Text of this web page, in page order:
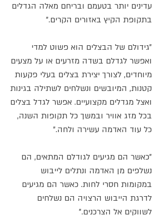
עדינים יותר בטעמם ובריחם מאלה הגדלים
בתקופת הקיץ באזורים הקרים."
"גידולם של הבצלים הוא פשוט למדי
ואפשר לגדלם בשדה מזרעים או על מצעים
מיוחדים, לצורך יצירת בצלים בעלי פקעות
קטנות, המיובשים ונשלחים לשתילה בגינות
ואצל מגדלים מקצועיים. אפשר לגדל בצלים
בכל מזג אוויר ובמשך כל תקופות השנה,
כל עוד האדמה עשירה ולחה."
"כאשר הם מגיעים לגודלם המתאים, הם
נשלפים מן האדמה ונתלים לייבוש
במקומות חסרי לחות. כאשר הם מגיעים
לדרגת הייבוש הרצויה הם נשלחים
לשווקים אל הצרכנים."